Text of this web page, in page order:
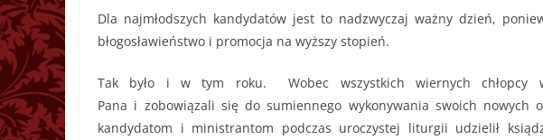
Dla najmłodszych kandydatów jest to nadzwyczaj ważny dzień,
błogosławieństwo i promocja na wyższy stopień.
Tak było i w tym roku. Wobec wszystkich wiernych chłopcy
Pana i zobowiązali się do sumiennego wykonywania swoich nowych
kandydatom i ministrantom podczas uroczystej liturgii udzielił